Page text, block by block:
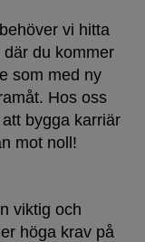
vi hitta
du kommer
som med ny
Hos oss
bygga karriär
mot noll!
viktig och
höga krav på